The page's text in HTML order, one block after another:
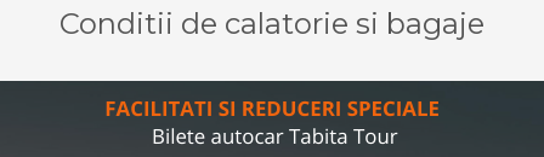
Conditii de calatorie si bagaje